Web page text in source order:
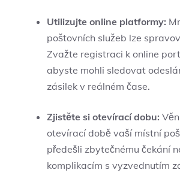
Utilizujte online platformy:
poštovních služeb lze
Zvažte registraci k online
abyste mohli sledovat
zásilek v reálném čase.
Zjistěte si otevírací dobu:
otevírací době vaší místní
předešli zbytečnému čekání
komplikacím s vyzvednutím